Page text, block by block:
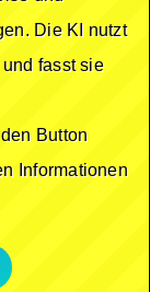
Die KI nutzt
fasst sie
Button
Informationen